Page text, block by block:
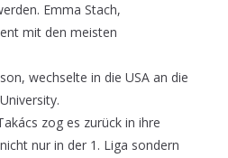
Emma Stach,
mit den meisten
wechselte in die USA an die
zog es zurück in ihre
nur in der 1. Liga sondern